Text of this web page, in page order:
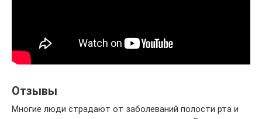
Отзывы
Многие люди страдают от заболеваний полости рта и